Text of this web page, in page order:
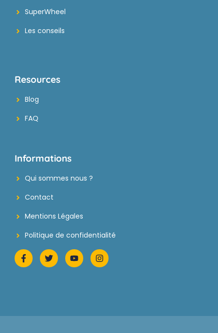
SuperWheel
Les conseils
Resources
Blog
FAQ
Informations
Qui sommes nous ?
Contact
Mentions Légales
Politique de confidentialité